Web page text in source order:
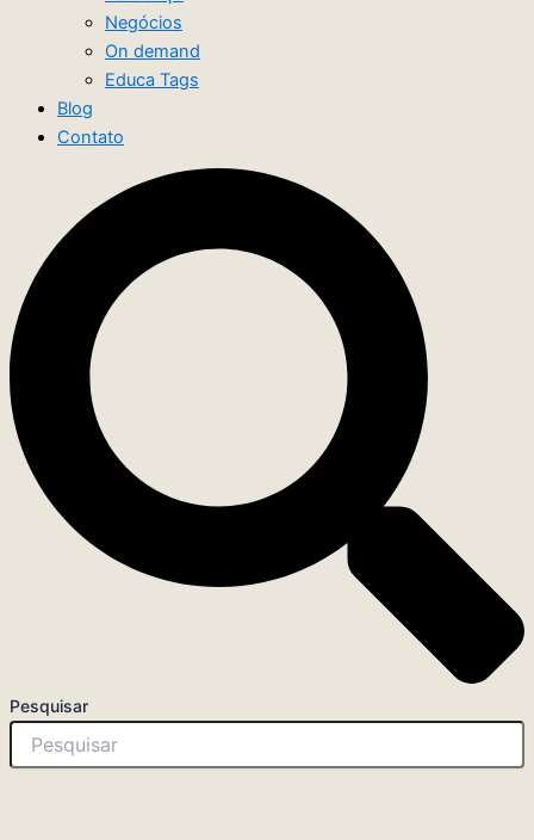
Negócios
On demand
Educa Tags
Blog
Contato
Pesquisar